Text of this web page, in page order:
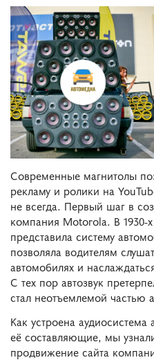
Современные магнитолы
рекламу и ролики на
не всегда. Первый шаг в
компания Motorola. В 1930-
представила систему
позволяла водителям
автомобилях и
С тех пор автозвук
стал неотъемлемой частью
Как устроена аудиосистема
её составляющие, мы
продвижение сайта